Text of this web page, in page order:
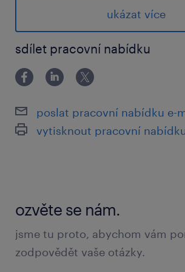
ukazatelů svěřených
koordinace technických
výrobních linkách
návrh, evidence a schvalování
zavádění zlepšovacích a
opatření v oblasti kvality,
parametrů ve výrobě, lean
spolupráce při zavádění
ukázat více
sdílet pracovní nabídku
poslat pracovní nabídku e-
vytisknout pracovní
ozvěte se nám.
jsme tu proto, abychom vám
zodpovědět vaše otázky.